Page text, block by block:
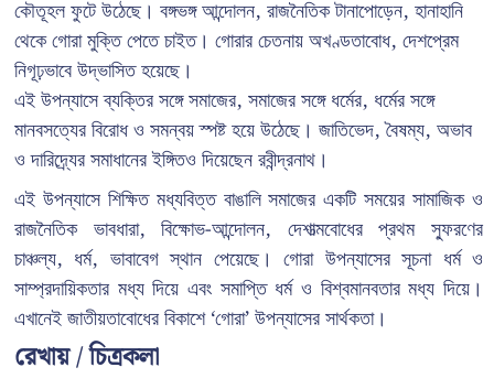
কৌতূহল ফুটে উঠেছে। বঙ্গভঙ্গ আন্দোলন, রাজনৈতিক টানাপোড়েন, হানাহানি
থেকে গোরা মুক্তি পেতে চাইত। গোরার চেতনায় অখণ্ডতাবোধ, দেশপ্রেম
নিগূঢ়ভাবে উদ্ভাসিত হয়েছে।
এই উপন্যাসে ব্যক্তির সঙ্গে সমাজের, সমাজের সঙ্গে ধর্মের, ধর্মের সঙ্গে
মানবসত্যের বিরোধ ও সমন্বয় স্পষ্ট হয়ে উঠেছে। জাতিভেদ, বৈষম্য, অভাব
ও দারিদ্র্যের সমাধানের ইঙ্গিতও দিয়েছেন রবীন্দ্রনাথ।
এই উপন্যাসে শিক্ষিত মধ্যবিত্ত বাঙালি সমাজের একটি সময়ের সামাজিক ও
রাজনৈতিক ভাবধারা, বিক্ষোভ-আন্দোলন, দেশাত্মবোধের প্রথম স্ফুরণের
চাঞ্চল্য, ধর্ম, ভাবাবেগ স্থান পেয়েছে। গোরা উপন্যাসের সূচনা ধর্ম ও
সাম্প্রদায়িকতার মধ্য দিয়ে এবং সমাপ্তি ধর্ম ও বিশ্বমানবতার মধ্য দিয়ে।
এখানেই জাতীয়তাবোধের বিকাশে ‘গোরা’ উপন্যাসের সার্থকতা।
রেখায় / চিত্রকলা